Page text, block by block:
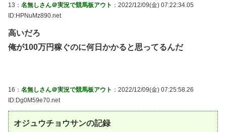
13： 名無しさん＠実況で競馬板アウト ：2022/12/09(金) 07:22:34.05
ID:HPNuMz890.net
高いだろ
俺が100万円稼ぐのに何日かかると思ってるんだ
16： 名無しさん＠実況で競馬板アウト ：2022/12/09(金) 07:25:58.26
ID:Dg0M59e70.net
オジュウチョウサンの記録